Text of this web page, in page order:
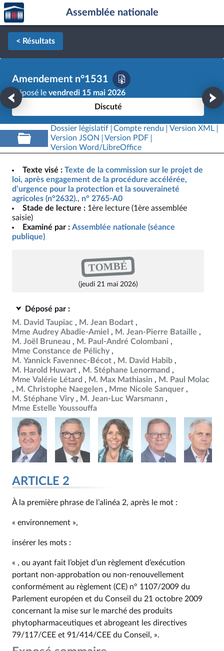
Aller au contenu
Aller en bas de la page
Accèder
à la
page
d'accueil
Assemblée nationale
< Résultats
Amendement n°1531
Déposé le vendredi 15 mai 2026
Discuté
Dossier législatif Compte rendu
Version XML
Version JSON
Version PDF
Version Word/LibreOffice
Texte visé : Texte de la commission sur le projet de
loi, après engagement de la procédure accélérée,
d’urgence pour la protection et la souveraineté
agricoles (n°2632)., n° 2765-A0
Stade de lecture : 1ère lecture (1ère assemblée
saisie)
Examiné par : Assemblée nationale (séance
publique)
TOMBÉ
(jeudi 21 mai 2026)
Déposé par :
M. David Taupiac
M. Jean Bodart
Mme Audrey Abadie-Amiel
M. Jean-Pierre Bataille
M. Joël Bruneau
M. Paul-André Colombani
Mme Constance de Pélichy
M. Yannick Favennec-Bécot
M. David Habib
M. Harold Huwart
M. Stéphane Lenormand
Mme Valérie Létard
M. Max Mathiasin
M. Paul Molac
M. Christophe Naegelen
Mme Nicole Sanquer
M. Stéphane Viry
M. Jean-Luc Warsmann
Mme Estelle Youssouffa
ARTICLE 2
À la première phrase de l’alinéa 2, après le mot :
« environnement »,
insérer les mots :
« , ou ayant fait l’objet d’un règlement d’exécution
portant non-approbation ou non-renouvellement
conformément au règlement (CE) n° 1107/2009 du
Parlement européen et du Conseil du 21 octobre 2009
concernant la mise sur le marché des produits
phytopharmaceutiques et abrogeant les directives
79/117/CEE et 91/414/CEE du Conseil, ».